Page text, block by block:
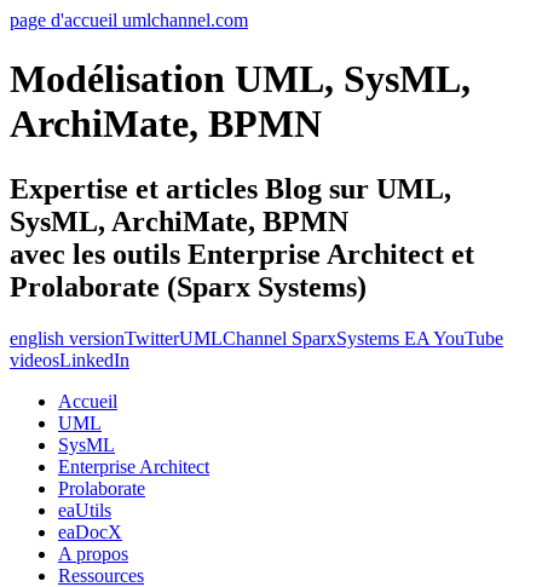
page d'accueil umlchannel.com
Modélisation UML, SysML,
ArchiMate, BPMN
Expertise et articles Blog sur UML,
SysML, ArchiMate, BPMN
avec les outils Enterprise Architect et
Prolaborate (Sparx Systems)
english versionTwitterUMLChannel SparxSystems EA YouTube
videosLinkedIn
Accueil
UML
SysML
Enterprise Architect
Prolaborate
eaUtils
eaDocX
A propos
Ressources